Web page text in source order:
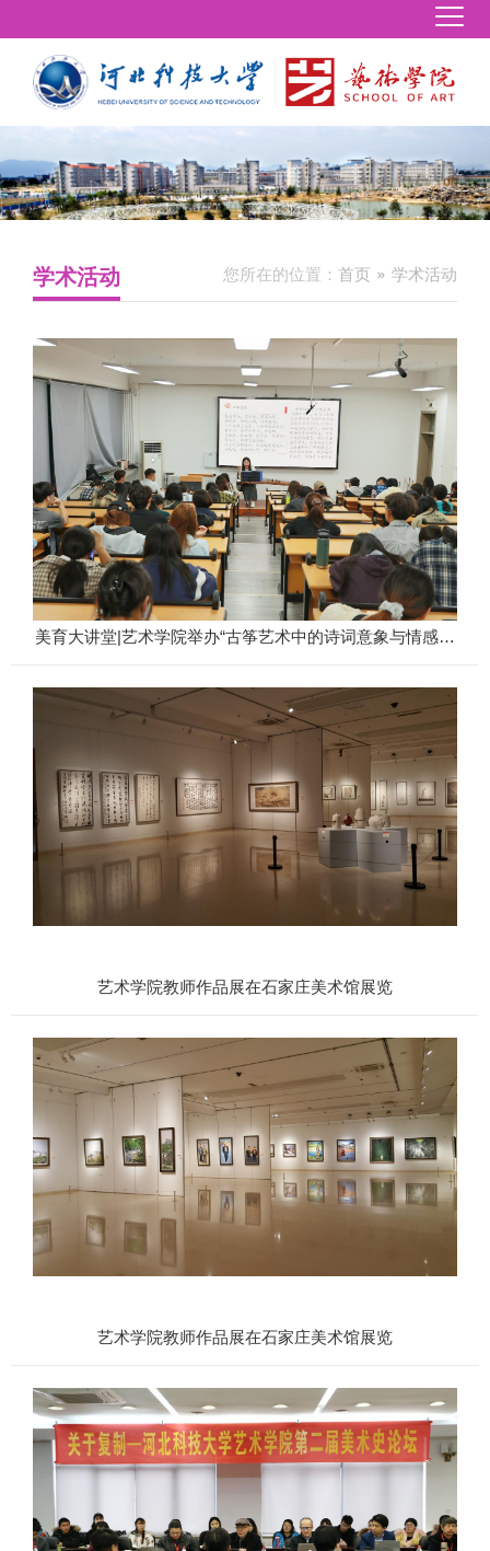
您所在的位置： 首页 学术活动
学术活动
美育大讲堂|艺术学院举办“古筝艺术中的诗词意象与情感表
艺术学院教师作品展在石家庄美术馆展览
艺术学院教师作品展在石家庄美术馆展览